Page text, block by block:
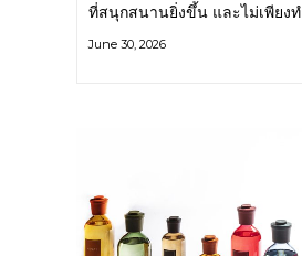
ที่สนุกสนานยิ่งขึ้น และไม่เพียง
กระจายไปยังหลายพื้นที่ของประ
June 30, 2026